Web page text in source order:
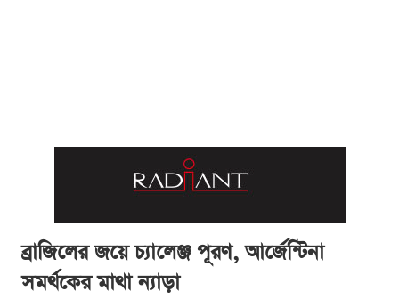
ব্রাজিলের জয়ে চ্যালেঞ্জ পূরণ, আর্জেন্টিনা
সমর্থকের মাথা ন্যাড়া